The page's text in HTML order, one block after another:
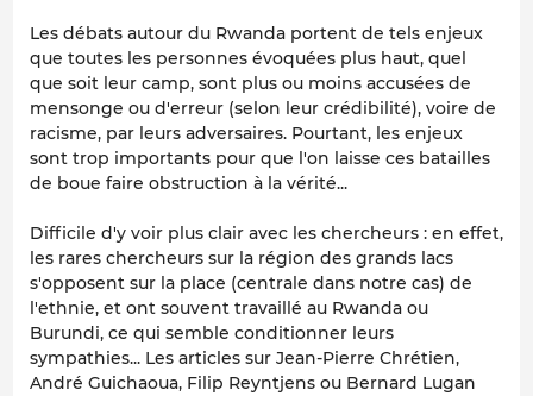
Les débats autour du Rwanda portent de tels enjeux
que toutes les personnes évoquées plus haut, quel
que soit leur camp, sont plus ou moins accusées de
mensonge ou d'erreur (selon leur crédibilité), voire de
racisme, par leurs adversaires. Pourtant, les enjeux
sont trop importants pour que l'on laisse ces batailles
de boue faire obstruction à la vérité...
Difficile d'y voir plus clair avec les chercheurs : en effet,
les rares chercheurs sur la région des grands lacs
s'opposent sur la place (centrale dans notre cas) de
l'ethnie, et ont souvent travaillé au Rwanda ou
Burundi, ce qui semble conditionner leurs
sympathies... Les articles sur Jean-Pierre Chrétien,
André Guichaoua, Filip Reyntjens ou Bernard Lugan